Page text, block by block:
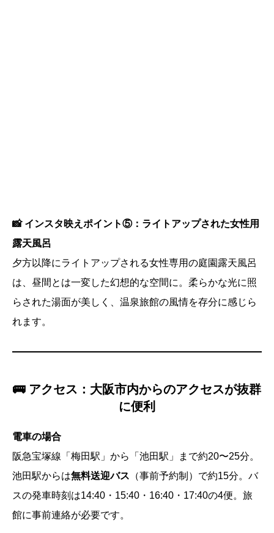
📸 インスタ映えポイント⑤：ライトアップされた女性用
露天風呂
夕方以降にライトアップされる女性専用の庭園露天風呂
は、昼間とは一変した幻想的な空間に。柔らかな光に照
らされた湯面が美しく、温泉旅館の風情を存分に感じら
れます。
🚌 アクセス：大阪市内からのアクセスが抜群
に便利
電車の場合
阪急宝塚線「梅田駅」から「池田駅」まで約20〜25分。
池田駅からは無料送迎バス （事前予約制）で約15分。バ
スの発車時刻は14:40・15:40・16:40・17:40の4便。旅
館に事前連絡が必要です。